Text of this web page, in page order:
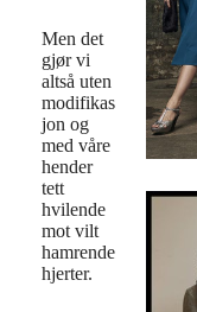
Men det
gjør vi
altså uten
modifikas
jon og
med våre
hender
tett
hvilende
mot vilt
hamrende
hjerter.